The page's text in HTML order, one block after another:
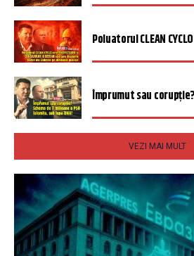
Poluatorul CLEAN
Împrumut sau
VEZI MAI MULT